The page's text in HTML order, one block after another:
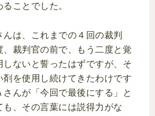
ことでした。
んは、これまでの４回の裁判
、裁判官の前で、もう二度と覚
しないと誓ったはずですが、そ
剤を使用し続けてきたわけです
さんが「今回で最後にする」と
も、その言葉には説得力がな